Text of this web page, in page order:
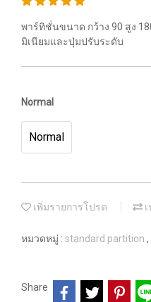
พาร์ทิชั่นขนาด กว้าง 90 สูง
มิเนียมและปุ่มปรับระดับ
Normal
Normal
เพิ่มรายการโปรด
หมวดหมู่ : standard partition ,
Share